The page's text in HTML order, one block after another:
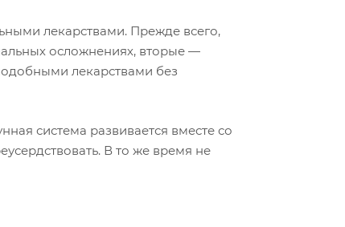
лекарствами. Прежде всего,
осложнениях, вторые —
лекарствами без
система развивается вместе со
В то же время не